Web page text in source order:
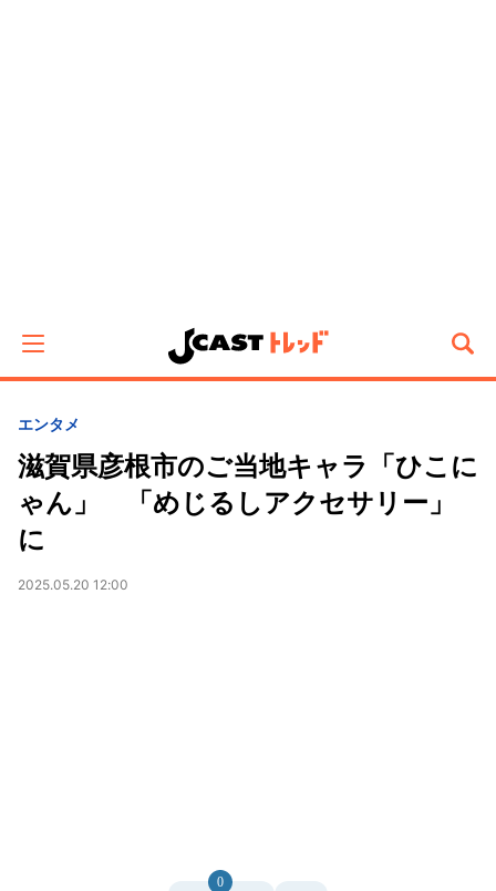
エンタメ
滋賀県彦根市のご当地キャラ「ひこに
ゃん」 「めじるしアクセサリー」
に
2025.05.20 12:00
0